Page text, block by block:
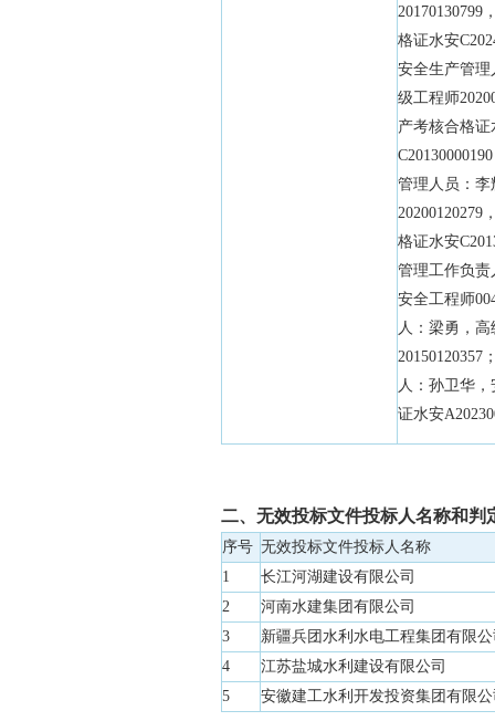
20170130799
格证水安
安全生产管
级工程师
产考核合格证
管理人员：
20200120279
格证水安
管理工作负
安全工程师
人：梁勇，
20150120357
人：孙卫华
证水安
二、无效投标文件投标人名称和判
序号 无效投标文件投标人名称
1
长江河湖建设有限公司
2
河南水建集团有限公司
3
新疆兵团水利水电工程集团有限
4
江苏盐城水利建设有限公司
5
安徽建工水利开发投资集团有限